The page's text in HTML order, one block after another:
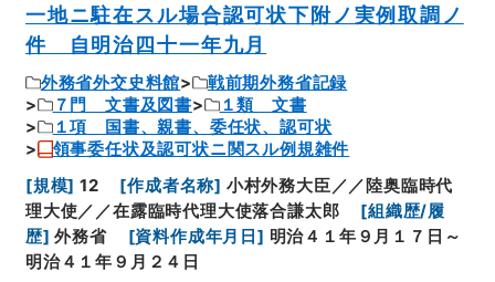
一地ニ駐在スル場合認可状下附ノ実例取調ノ
件 自明治四十一年九月
外務省外交史料館
戦前期外務省記録
７門 文書及図書
１類 文書
１項 国書、親書、委任状、認可状
領事委任状及認可状ニ関スル例規雑件
[規模] 12 [作成者名称] 小村外務大臣／／陸奥臨時代
理大使／／在露臨時代理大使落合謙太郎
[組織歴/履
歴] 外務省 [資料作成年月日] 明治４１年９月１７日～
明治４１年９月２４日